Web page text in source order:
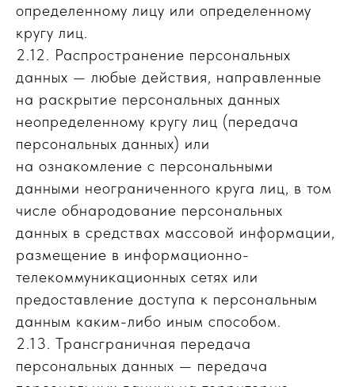
определенному лицу или определенному
кругу лиц.
2.12. Распространение персональных
данных — любые действия, направленные
на раскрытие персональных данных
неопределенному кругу лиц (передача
персональных данных) или
на ознакомление с персональными
данными неограниченного круга лиц, в том
числе обнародование персональных
данных в средствах массовой информации,
размещение в информационно-
телекоммуникационных сетях или
предоставление доступа к персональным
данным каким-либо иным способом.
2.13. Трансграничная передача
персональных данных — передача